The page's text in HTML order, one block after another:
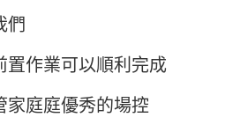
們
置作業可以順利完成
家庭庭優秀的場控